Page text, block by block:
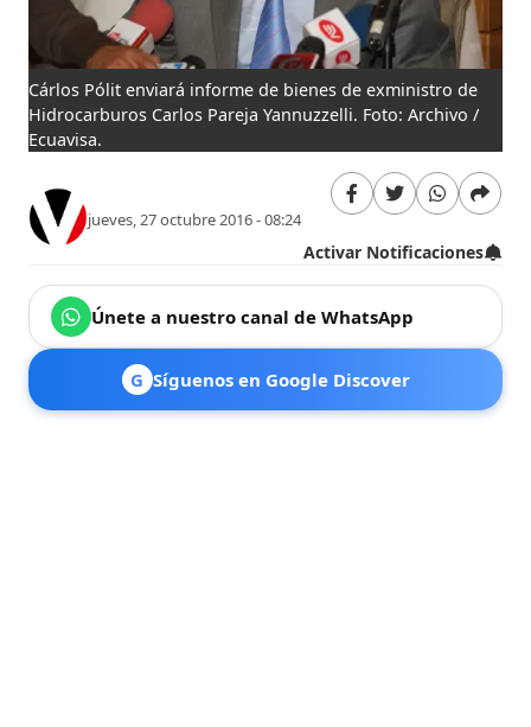
Cárlos Pólit enviará informe de bienes de exministro de
Hidrocarburos Carlos Pareja Yannuzzelli. Foto: Archivo /
Ecuavisa.
jueves, 27 octubre 2016 - 08:24
Activar Notificaciones
Únete a nuestro canal de WhatsApp
G Síguenos en Google Discover